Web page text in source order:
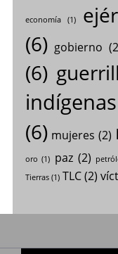
economía(1)
(6) gobierno
(6)
indígenas
(6) mujeres (2)
oro (1) paz (2)
Tierras(1) TLC(2)